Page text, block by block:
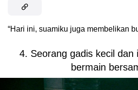
“Hari ini, suamiku juga membelikan
4. Seorang gadis kecil dan
bermain